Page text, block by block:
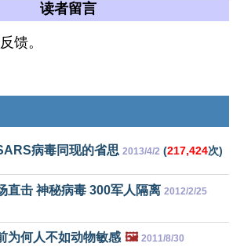
读者留言
馈。
病毒同现的省思 2013/4/2 (217,424次)
直击 神秘病毒 300军人隔离 2012/2/25
为何人不如动物敏感 🖼️ 2011/8/30